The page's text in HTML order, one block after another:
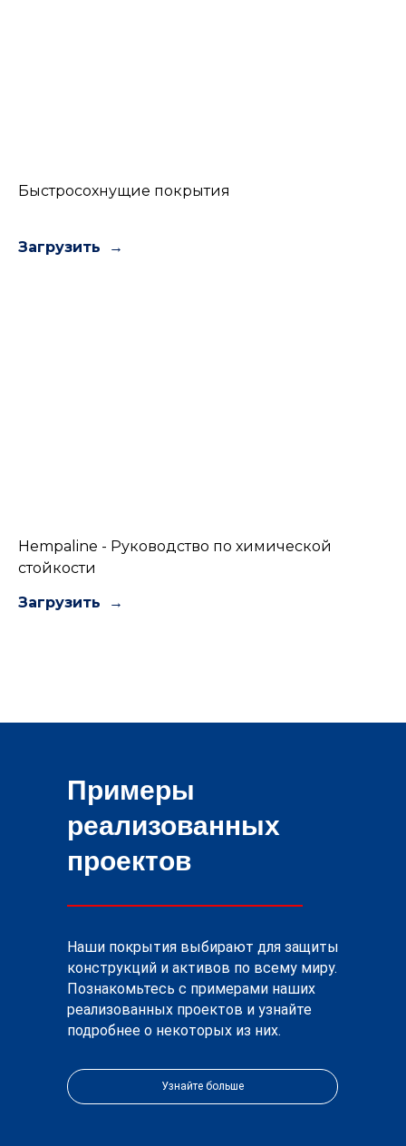
Быстросохнущие покрытия
Загрузить
Hempaline - Руководство по химической
стойкости
Загрузить
Наши покрытия выбирают для защиты
конструкций и активов по всему миру.
Познакомьтесь с примерами наших
реализованных проектов и узнайте
подробнее о некоторых из них.
Примеры
реализованных
проектов
Узнайте больше